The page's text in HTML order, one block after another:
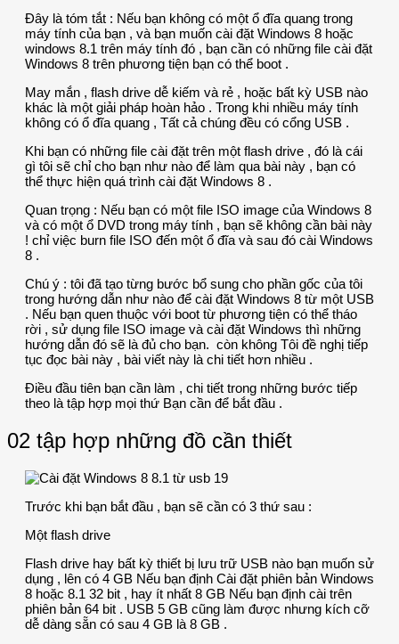
Đây là tóm tắt : Nếu bạn không có một ổ đĩa quang trong
máy tính của bạn , và bạn muốn cài đặt Windows 8 hoặc
windows 8.1 trên máy tính đó , bạn cần có những file cài đặt
Windows 8 trên phương tiện bạn có thể boot .
May mắn , flash drive dễ kiếm và rẻ , hoặc bất kỳ USB nào
khác là một giải pháp hoàn hảo . Trong khi nhiều máy tính
không có ổ đĩa quang , Tất cả chúng đều có cổng USB .
Khi bạn có những file cài đặt trên một flash drive , đó là cái
gì tôi sẽ chỉ cho bạn như nào để làm qua bài này , bạn có
thể thực hiện quá trình cài đặt Windows 8 .
Quan trọng : Nếu bạn có một file ISO image của Windows 8
và có một ổ DVD trong máy tính , bạn sẽ không cần bài này
! chỉ việc burn file ISO đến một ổ đĩa và sau đó cài Windows
8 .
Chú ý : tôi đã tạo từng bước bổ sung cho phần gốc của tôi
trong hướng dẫn như nào để cài đặt Windows 8 từ một USB
. Nếu bạn quen thuộc với boot từ phương tiện có thể tháo
rời , sử dụng file ISO image và cài đặt Windows thì những
hướng dẫn đó sẽ là đủ cho bạn. còn không Tôi đề nghị tiếp
tục đọc bài này , bài viết này là chi tiết hơn nhiều .
Điều đầu tiên bạn cần làm , chi tiết trong những bước tiếp
theo là tập hợp mọi thứ Bạn cần để bắt đầu .
02 tập hợp những đồ cần thiết
Trước khi bạn bắt đầu , bạn sẽ cần có 3 thứ sau :
Một flash drive
Flash drive hay bất kỳ thiết bị lưu trữ USB nào bạn muốn sử
dụng , lên có 4 GB Nếu bạn định Cài đặt phiên bản Windows
8 hoặc 8.1 32 bit , hay ít nhất 8 GB Nếu bạn định cài trên
phiên bản 64 bit . USB 5 GB cũng làm được nhưng kích cỡ
dễ dàng sẵn có sau 4 GB là 8 GB .